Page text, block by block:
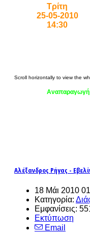
Τρίτη
25-05-2010
14:30
Αναπαραγωγή
Αλέξανδρος Ρήγας -
18 Μάι 2010
Κατηγορία:
Εμφανίσεις:
Εκτύπωση
Email